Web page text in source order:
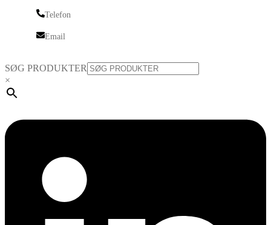
Telefon
Email
SØG PRODUKTER
×